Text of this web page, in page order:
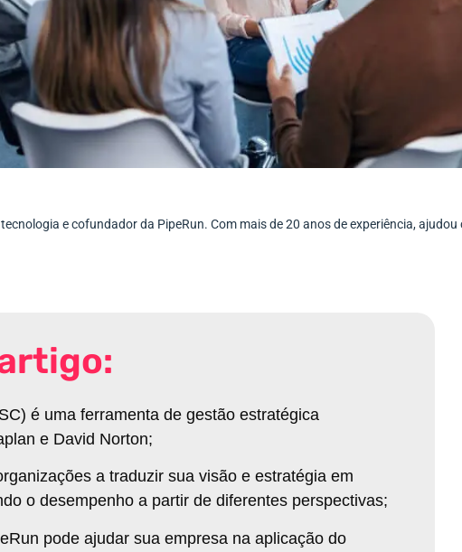
e cofundador da PipeRun. Com mais de 20 anos de experiência,
é uma ferramenta de gestão estratégica
e David Norton;
a traduzir sua visão e estratégia em
o desempenho a partir de diferentes perspectivas;
pode ajudar sua empresa na aplicação do